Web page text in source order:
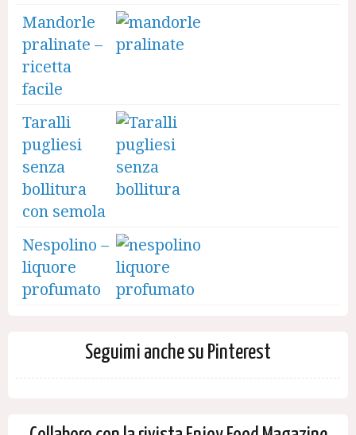
Mandorle
pralinate –
ricetta
facile
Taralli
pugliesi
senza
bollitura
con semola
Nespolino –
liquore
profumato
Seguimi anche su Pinterest